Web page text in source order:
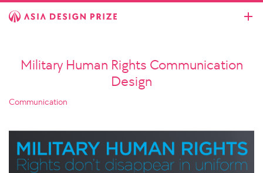
Military Human Rights Communication
Design
Communication